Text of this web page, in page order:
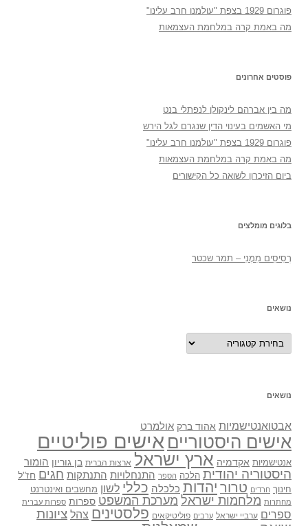
פוגרום 1929 בצפת "עולמנו חרב עלינו"
מה באמת קרה במלחמת העצמאות
פוסטים אחרונים
מה בין אברהם לינקולן לנפתלי בנט
מי האשמים בעינוי הדין שנגרם לגל הירש
פוגרום 1929 בצפת "עולמנו חרב עלינו"
מה באמת קרה במלחמת העצמאות
ביום הזיכרון לשואה כל הקישורים
בלוגים מומלצים
רְסִיסִים מִמֶנִי – תמר שכטר
נושאים
נושאים
נושאים
אבטואנטישמיות אהוד ברק אולמרט
אישים היסטוריים אישים פוליטיים
אנטישמיות אקדמיה ארץ ישראל ארצות הברית בן גוריון הומור
היסטוריה יהודית הלכה הספר התנחלויות התנתקות חגים חז"ל
חינוך חרדים טרור יהדות כלכלה כללי לשון מחשבים ואינטרנט
מחתרות מלחמות ישראל מערכת המשפט ספרות ספרות עברית
ספרים ערביי ישראל ערבים פוליטיקאים פלסטינים צהל ציונות